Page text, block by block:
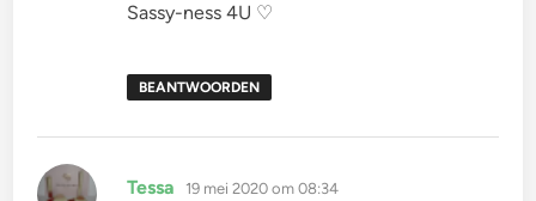
Sassy-ness 4U ♡
BEANTWOORDEN
Tessa schreef:
19 mei 2020 om 08:34